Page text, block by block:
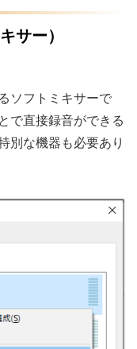
サー）
ソフトミキサーで
で直接録音ができる
別な機器も必要あり